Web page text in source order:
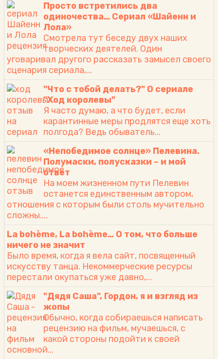
Просто встретились два
одиночества… Сериал «Шайенн и
Лола»
Смотрела тут беседу двух наших
творческих деятелей. Один
уговаривал другого рассказать замысел своего
сценария сериала,...
"Что с тобой делать?" О сериале
"Ход королевы"
Я часто думаю, а что будет, если
карантинные меры продлятся еще хоть
полгода? Ведь обыватель...
«Непобедимое солнце» Пелевина.
Полумаски, полусказки – и мой
ответ
На моем жизненном пути Пелевин
останется единственным автором,
отношения с которым были столь мучительно
сложны....
La bohème, La bohème… О том, что больше
ничего не значит
Было время, когда я вела сайт, посвященный
искусству танца. Некоммерческие ресурсы
перестали окупаться уже давно,...
"Дядя Саша", Гордон, я и взгляд из
жопы
Обычно, когда собираешься написать
рецензию на фильм, мучаешься, с
какой стороны подойти к своей
основной...